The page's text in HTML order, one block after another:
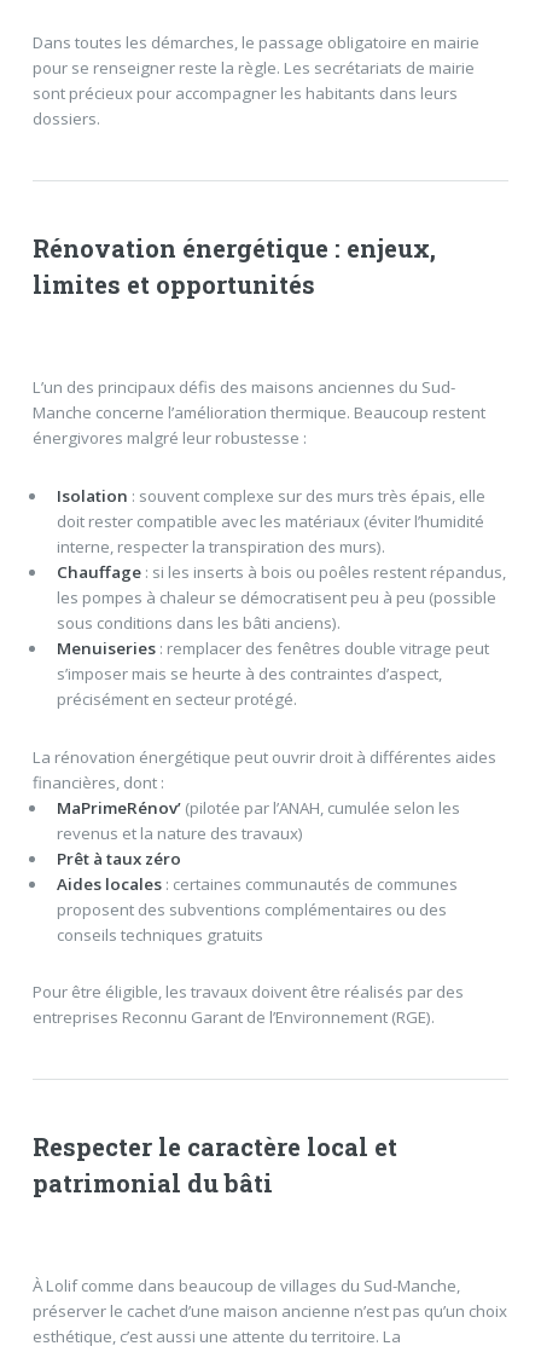
Dans toutes les démarches, le passage obligatoire en mairie
pour se renseigner reste la règle. Les secrétariats de mairie
sont précieux pour accompagner les habitants dans leurs
dossiers.
Rénovation énergétique : enjeux,
limites et opportunités
L’un des principaux défis des maisons anciennes du Sud-
Manche concerne l’amélioration thermique. Beaucoup restent
énergivores malgré leur robustesse :
Isolation : souvent complexe sur des murs très épais, elle
doit rester compatible avec les matériaux (éviter l’humidité
interne, respecter la transpiration des murs).
Chauffage: si les inserts à bois ou poêles restent répandus,
les pompes à chaleur se démocratisent peu à peu (possible
sous conditions dans les bâti anciens).
Menuiseries: remplacer des fenêtres double vitrage peut
s’imposer mais se heurte à des contraintes d’aspect,
précisément en secteur protégé.
La rénovation énergétique peut ouvrir droit à différentes aides
financières, dont :
MaPrimeRénov’(pilotée par l’ANAH, cumulée selon les
revenus et la nature des travaux)
Prêt à taux zéro
Aides locales: certaines communautés de communes
proposent des subventions complémentaires ou des
conseils techniques gratuits
Pour être éligible, les travaux doivent être réalisés par des
entreprises Reconnu Garant de l’Environnement (RGE).
Respecter le caractère local et
patrimonial du bâti
À Lolif comme dans beaucoup de villages du Sud-Manche,
préserver le cachet d’une maison ancienne n’est pas qu’un choix
esthétique, c’est aussi une attente du territoire. La